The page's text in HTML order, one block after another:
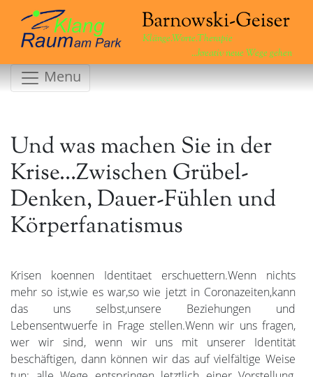
Klänge.Worte.Therapie
...kreativ neue Wege gehen
Menu
Und was machen Sie in der
Krise…Zwischen Grübel-
Denken, Dauer-Fühlen und
Körperfanatismus
Krisen koennen Identitaet erschuettern.Wenn nichts
mehr so ist,wie es war,so wie jetzt in Coronazeiten,kann
das uns selbst,unsere Beziehungen und
Lebensentwuerfe in Frage stellen.Wenn wir uns fragen,
wer wir sind, wenn wir uns mit unserer Identität
beschäftigen, dann können wir das auf vielfältige Weise